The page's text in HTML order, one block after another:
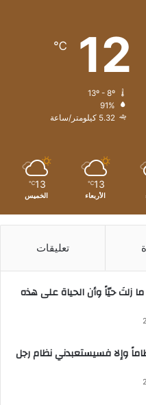
12
℃
91%
5.32 كيلومتر/ساعة
13
℃
الأربعاء
13
℃
الخميس
تعليقات
زلتَ حيّاً وأن الحياة على هذه
وإلا فسيستعبدني نظام رجل